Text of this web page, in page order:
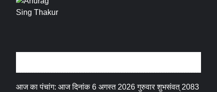
आज का पंचांग: आज दिनांक 6 अगस्त 2026 गुरुवार शुभसंवत् 2083